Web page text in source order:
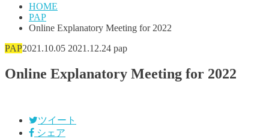
HOME
PAP
Online Explanatory Meeting for 2022
PAP2021.10.05 2021.12.24 pap
Online Explanatory Meeting for 2022
ツイート
シェア